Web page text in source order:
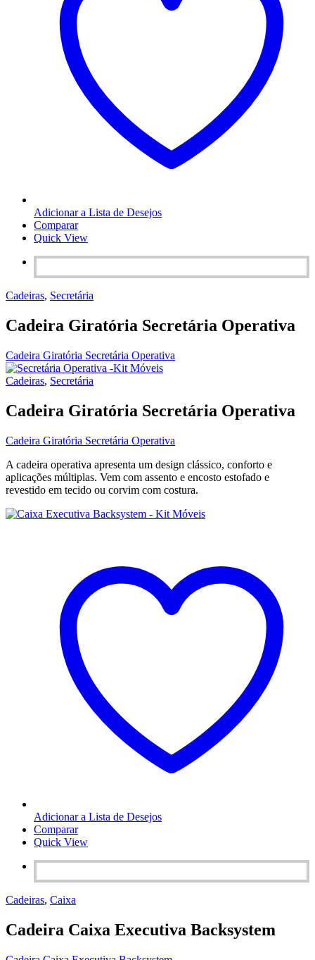
Adicionar a Lista de Desejos
Comparar
Quick View
Cadeiras, Secretária
Cadeira Giratória Secretária Operativa
Cadeira Giratória Secretária Operativa
Cadeiras, Secretária
Cadeira Giratória Secretária Operativa
Cadeira Giratória Secretária Operativa
A cadeira operativa apresenta um design clássico, conforto e
aplicações múltiplas. Vem com assento e encosto estofado e
revestido em tecido ou corvim com costura.
Adicionar a Lista de Desejos
Comparar
Quick View
Cadeiras, Caixa
Cadeira Caixa Executiva Backsystem